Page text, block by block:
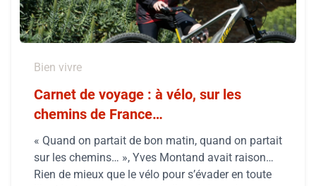
Bien vivre
Carnet de voyage : à vélo, sur les
chemins de France…
« Quand on partait de bon matin, quand on partait
sur les chemins… », Yves Montand avait raison…
Rien de mieux que le vélo pour s’évader en toute